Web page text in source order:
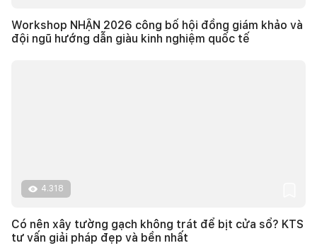
Workshop NHẬN 2026 công bố hội đồng giám khảo và
đội ngũ hướng dẫn giàu kinh nghiệm quốc tế
4.318
Có nên xây tường gạch không trát để bịt cửa sổ? KTS
tư vấn giải pháp đẹp và bền nhất